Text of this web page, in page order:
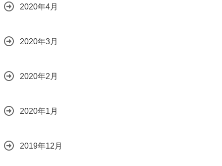
2020年4月
2020年3月
2020年2月
2020年1月
2019年12月